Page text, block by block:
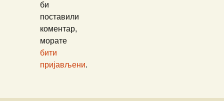
би
поставили
коментар,
морате
бити
пријављени.